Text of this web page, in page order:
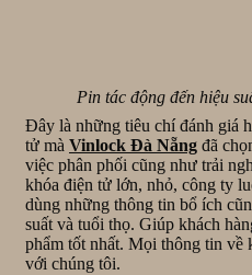
Pin tác động đến hiệu
Đây là những tiêu chí đánh giá
tử mà Vinlock Đà Nẵng đã
việc phân phối cũng như trải
khóa điện tử lớn, nhỏ, công ty
dùng những thông tin bổ ích
suất và tuổi thọ. Giúp khách
phẩm tốt nhất. Mọi thông tin về
với chúng tôi.